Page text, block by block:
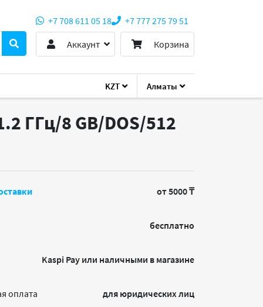
KZT Алматы
+7 708 611 05 18
+7 777 275 79 51
Аккаунт
Корзина
ГГц/8 GB/DOS/512
от 5000 ₸
бесплатно
Kaspi Pay или наличными в магазине
оплата для юридических лиц